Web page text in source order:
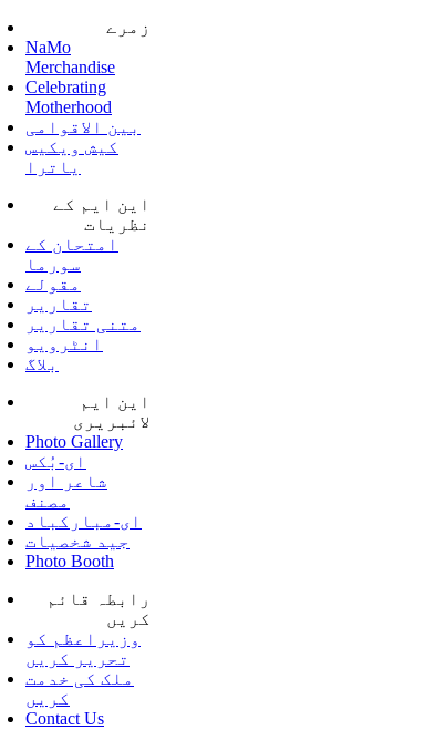
زمرے
NaMo
Merchandise
Celebrating
Motherhood
بین الاقوامی
کیش ویکیس
یاترا
این ایم کے
نظریات
امتحان کے
سورما
مقولے
تقاریر
متنی تقاریر
انٹرویو
بلاگ
این ایم
لائبریری
Photo Gallery
ای-بُکس
شاعر اور
مصنف
ای-مبارکباد
جید شخصیات
Photo Booth
رابطہ قائم
کریں
وزیراعظم کو
تحریر کریں
ملک کی خدمت
کریں
Contact Us